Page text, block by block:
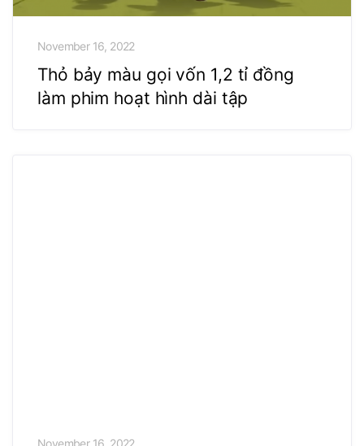
November 16, 2022
Thỏ bảy màu gọi vốn 1,2 tỉ đồng
làm phim hoạt hình dài tập
November 16, 2022